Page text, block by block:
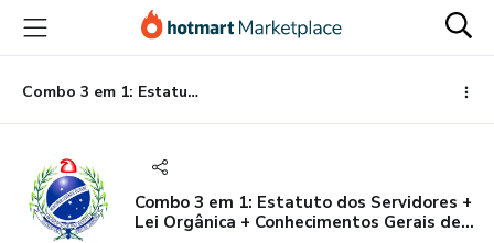
para
conteúdo
principal
para
pagamento
para
rodapé
Combo 3 em 1: Estatuto dos Servidores + Lei Orgânica + Conhecimentos Gerais de Rio Bonito
Combo 3 em 1: Estatuto dos Servidores +
Lei Orgânica + Conhecimentos Gerais de